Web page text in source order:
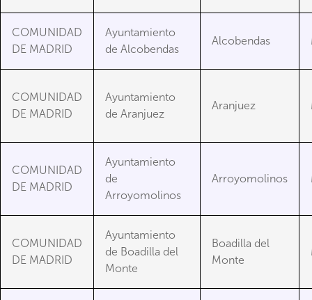
COMUNIDAD
DE MADRID
Ayuntamiento
de Alcobendas
Alcobendas
COMUNIDAD
DE MADRID
Ayuntamiento
de Aranjuez
Aranjuez
COMUNIDAD
DE MADRID
Ayuntamiento
de
Arroyomolinos
Arroyomolinos
COMUNIDAD
DE MADRID
Ayuntamiento
de Boadilla del
Monte
Boadilla del
Monte